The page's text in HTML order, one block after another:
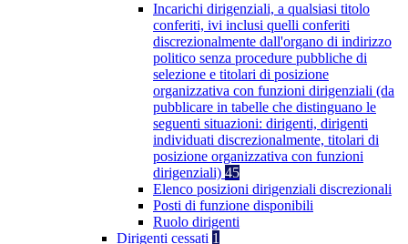
Incarichi dirigenziali, a qualsiasi titolo
conferiti, ivi inclusi quelli conferiti
discrezionalmente dall'organo di indirizzo
politico senza procedure pubbliche di
selezione e titolari di posizione
organizzativa con funzioni dirigenziali (da
pubblicare in tabelle che distinguano le
seguenti situazioni: dirigenti, dirigenti
individuati discrezionalmente, titolari di
posizione organizzativa con funzioni
dirigenziali) 45
Elenco posizioni dirigenziali discrezionali
Posti di funzione disponibili
Ruolo dirigenti
Dirigenti cessati 1